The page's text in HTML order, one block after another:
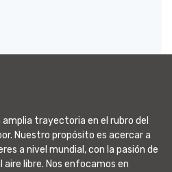
trayectoria en el rubro del
Nuestro propósito es acercar a
a nivel mundial, con la pasión de
libre. Nos enfocamos en